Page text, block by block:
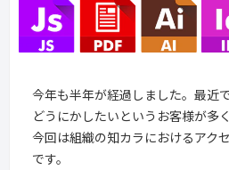
今年も半年が経過しました。最近
どうにかしたいというお客様が多
今回は組織の知カラにおけるアク
です。